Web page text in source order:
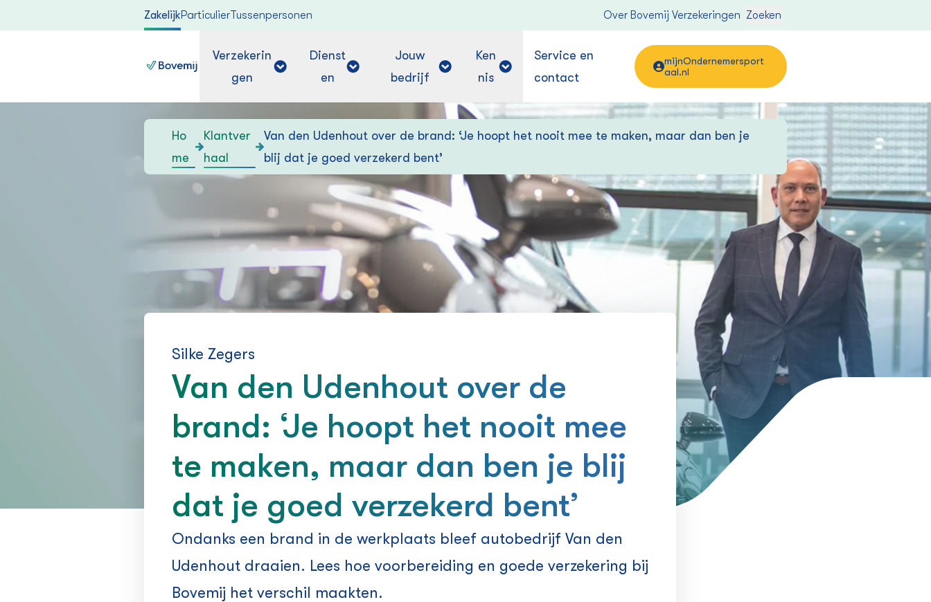
ZakelijkParticulierTussenpersonen Over Bovemij Verzekeringen Zoeken
Verzekerin
gen
Dienst
en
Jouw
bedrijf
Ken
nis
Service en
contact
mijnOndernemersport
aal.nl
Ho
me
Klantver
haal
Van den Udenhout over de brand: ‘Je hoopt het nooit mee te maken, maar dan ben je
blij dat je goed verzekerd bent’
Silke Zegers
Van den Udenhout over de
brand: ‘Je hoopt het nooit mee
te maken, maar dan ben je blij
dat je goed verzekerd bent’
Ondanks een brand in de werkplaats bleef autobedrijf Van den
Udenhout draaien. Lees hoe voorbereiding en goede verzekering bij
Bovemij het verschil maakten.